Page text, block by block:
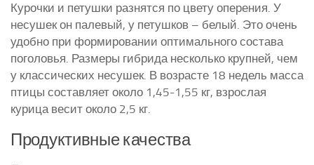
Курочки и петушки разнятся по цвету оперения. У
несушек он палевый, у петушков – белый. Это очень
удобно при формировании оптимального состава
поголовья. Размеры гибрида несколько крупней, чем
у классических несушек. В возрасте 18 недель масса
птицы составляет около 1,45-1,55 кг, взрослая
курица весит около 2,5 кг.
Продуктивные качества